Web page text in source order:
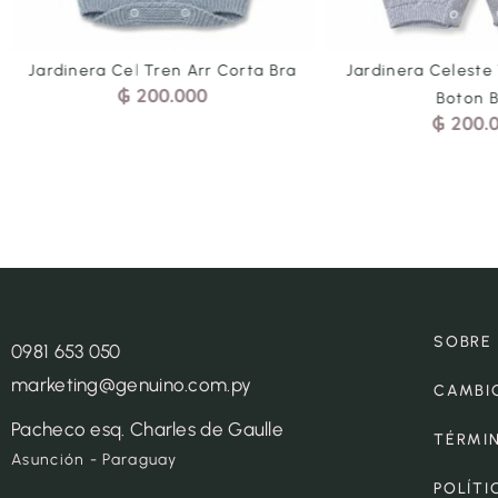
Jardinera Cel Tren Arr Corta Bra
₲ 200.000
Jardinera
Boton
₲
0981 653 050
marketing@genuino.com.py
Pacheco esq. Charles de Gaulle
Asunción - Paraguay
SOBRE